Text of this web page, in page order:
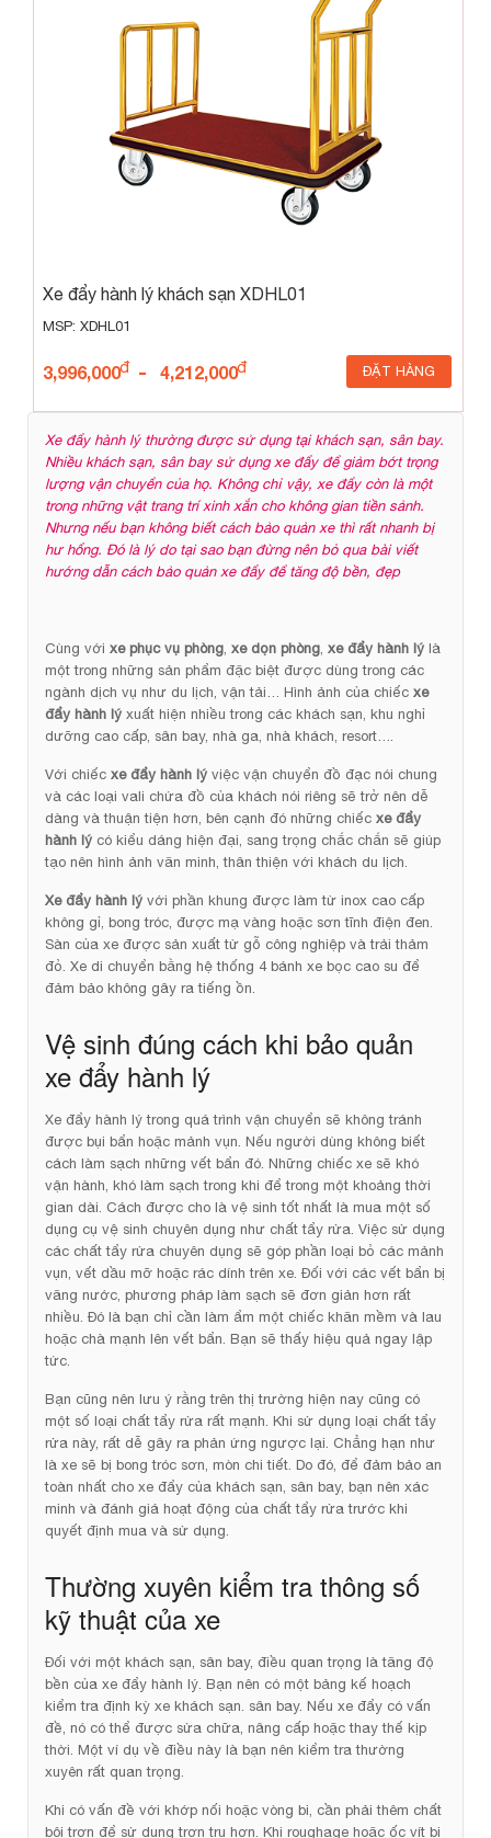
Xe đẩy hành lý khách sạn XDHL01
MSP: XDHL01
3,996,000 - 4,212,000 ĐẶT HÀNG
Xe đẩy hành lý thường được sử dụng tại khách sạn, sân bay.
Nhiều khách sạn, sân bay sử dụng xe đẩy để giảm bớt trọng
lượng vận chuyển của họ. Không chỉ vậy, xe đẩy còn là một
trong những vật trang trí xinh xắn cho không gian tiền sảnh.
Nhưng nếu bạn không biết cách bảo quản xe thì rất nhanh bị
hư hổng. Đó là lý do tại sao bạn đừng nên bỏ qua bài viết
hướng dẫn cách bảo quản xe đẩy để tăng độ bền, đẹp
Cùng với xe phục vụ phòng, xe dọn phòng, xe đẩy hành lý là
một trong những sản phẩm đặc biệt được dùng trong các
ngành dịch vụ như du lịch, vận tải… Hình ảnh của chiếc xe
đẩy hành lý xuất hiện nhiều trong các khách sạn, khu nghỉ
dưỡng cao cấp, sân bay, nhà ga, nhà khách, resort….
Với chiếc xe đẩy hành lý việc vận chuyển đồ đạc nói chung
và các loại vali chứa đồ của khách nói riêng sẽ trở nên dễ
dàng và thuận tiện hơn, bên cạnh đó những chiếc xe đẩy
hành lý có kiểu dáng hiện đại, sang trọng chắc chắn sẽ giúp
tạo nên hình ảnh văn minh, thân thiện với khách du lịch.
Xe đẩy hành lý với phần khung được làm từ inox cao cấp
không gỉ, bong tróc, được mạ vàng hoặc sơn tĩnh điện đen.
Sàn của xe được sản xuất từ gỗ công nghiệp và trải thảm
đỏ. Xe di chuyển bằng hệ thống 4 bánh xe bọc cao su để
đảm bảo không gây ra tiếng ồn.
Vệ sinh đúng cách khi bảo quản
xe đẩy hành lý
Xe đẩy hành lý trong quá trình vận chuyển sẽ không tránh
được bụi bẩn hoặc mảnh vụn. Nếu người dùng không biết
cách làm sạch những vết bẩn đó. Những chiếc xe sẽ khó
vận hành, khó làm sạch trong khi để trong một khoảng thời
gian dài. Cách được cho là vệ sinh tốt nhất là mua một số
dụng cụ vệ sinh chuyên dụng như chất tẩy rửa. Việc sử dụng
các chất tẩy rửa chuyên dụng sẽ góp phần loại bỏ các mảnh
vụn, vết dầu mỡ hoặc rác dính trên xe. Đối với các vết bẩn bị
văng nước, phương pháp làm sạch sẽ đơn giản hơn rất
nhiều. Đó là bạn chỉ cần làm ẩm một chiếc khăn mềm và lau
hoặc chà mạnh lên vết bẩn. Bạn sẽ thấy hiệu quả ngay lập
tức.
Bạn cũng nên lưu ý rằng trên thị trường hiện nay cũng có
một số loại chất tẩy rửa rất mạnh. Khi sử dụng loại chất tẩy
rửa này, rất dễ gây ra phản ứng ngược lại. Chẳng hạn như
là xe sẽ bị bong tróc sơn, mòn chi tiết. Do đó, để đảm bảo an
toàn nhất cho xe đẩy của khách sạn, sân bay, bạn nên xác
minh và đánh giá hoạt động của chất tẩy rửa trước khi
quyết định mua và sử dụng.
Thường xuyên kiểm tra thông số
kỹ thuật của xe
Đối với một khách sạn, sân bay, điều quan trọng là tăng độ
bền của xe đẩy hành lý. Bạn nên có một bảng kế hoạch
kiểm tra định kỳ xe khách sạn. sân bay. Nếu xe đẩy có vấn
đề, nó có thể được sửa chữa, nâng cấp hoặc thay thế kịp
thời. Một ví dụ về điều này là bạn nên kiểm tra thường
xuyên rất quan trọng.
Khi có vấn đề với khớp nối hoặc vòng bi, cần phải thêm chất
bôi trơn để sử dụng trơn tru hơn. Khi roughage hoặc ốc vít bị